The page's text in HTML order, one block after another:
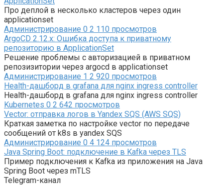
Про деплой в несколько кластеров через один
applicationset
Администрирование 0 2 110 просмотров
ArgoCD 2.12.x: Ошибка доступа к приватному
репозиторию в ApplicationSet
Решение проблемы с авторизацией в приватном
репозизитории через argocd в applicationset
Администрирование 1 2 920 просмотров
Health-дашборд в grafana для nginx ingress controller
Health-дашборд в grafana для nginx ingress controller
Kubernetes 0 2 642 просмотров
Vector: отправка логов в Yandex SQS (AWS SQS)
Краткая заметка по настройке vector по передаче
сообщений от k8s в yandex SQS
Администрирование 0 4 124 просмотров
Java Spring Boot: подключение в Kafka через TLS
Пример подключения к Kafka из приложения на Java
Spring Boot через mTLS
Telegram-канал